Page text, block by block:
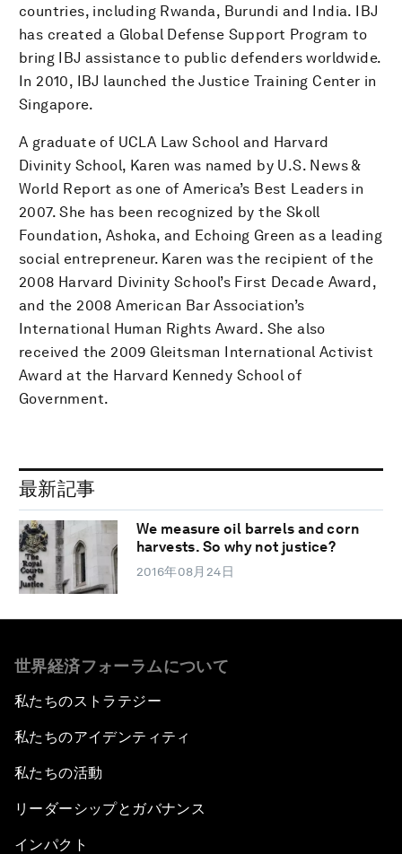
countries, including Rwanda, Burundi and India. IBJ
has created a Global Defense Support Program to
bring IBJ assistance to public defenders worldwide.
In 2010, IBJ launched the Justice Training Center in
Singapore.
A graduate of UCLA Law School and Harvard
Divinity School, Karen was named by U.S. News &
World Report as one of America’s Best Leaders in
2007. She has been recognized by the Skoll
Foundation, Ashoka, and Echoing Green as a leading
social entrepreneur. Karen was the recipient of the
2008 Harvard Divinity School’s First Decade Award,
and the 2008 American Bar Association’s
International Human Rights Award. She also
received the 2009 Gleitsman International Activist
Award at the Harvard Kennedy School of
Government.
最新記事
We measure oil barrels and corn
harvests. So why not justice?
2016年08月24日
世界経済フォーラムについて
私たちのストラテジー
私たちのアイデンティティ
私たちの活動
リーダーシップとガバナンス
インパクト